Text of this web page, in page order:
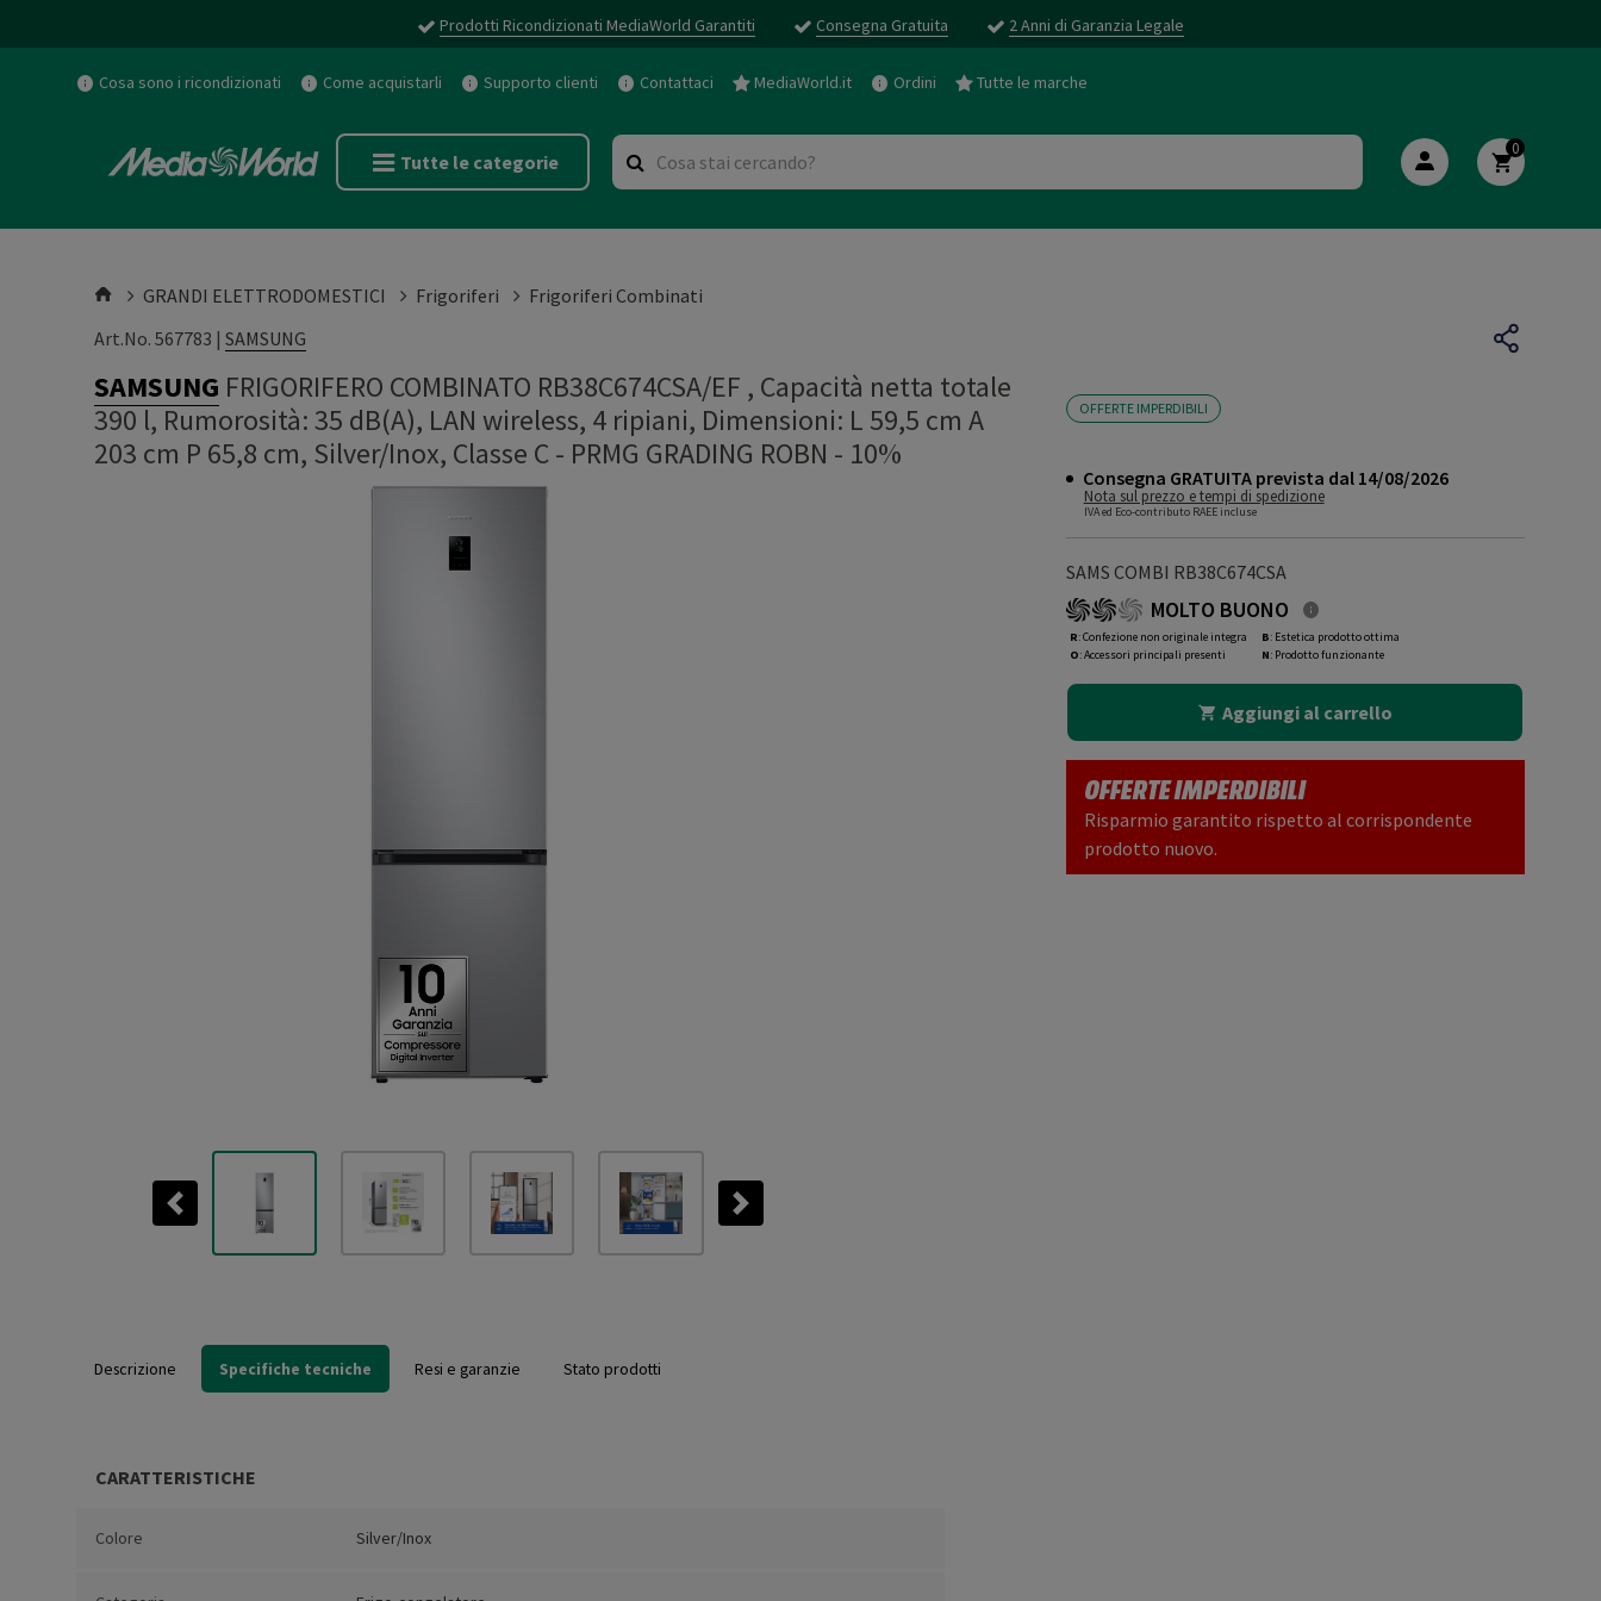
Prodotti Ricondizionati MediaWorld Garantiti Consegna Gratuita 2 Anni di Garanzia Legale
Cosa sono i ricondizionati Come acquistarli Supporto clienti Contattaci MediaWorld.it Ordini Tutte le marche
Tutte le categorie
0
GRANDI ELETTRODOMESTICI Frigoriferi
Frigoriferi Combinati
Art.No. 567783 | SAMSUNG
SAMSUNG FRIGORIFERO COMBINATO RB38C674CSA/EF , Capacità netta totale
390 l, Rumorosità: 35 dB(A), LAN wireless, 4 ripiani, Dimensioni: L 59,5 cm A
203 cm P 65,8 cm, Silver/Inox, Classe C- PRMG GRADING ROBN - 10%
Previous Next
OFFERTE IMPERDIBILI
Consegna GRATUITA prevista dal 14/08/2026
Nota sul prezzo e tempi di spedizione
IVA ed Eco-contributo RAEE incluse
SAMS COMBI RB38C674CSA
MOLTO BUONO
R: Confezione non originale integra
O: Accessori principali presenti
B: Estetica prodotto ottima
N: Prodotto funzionante
Aggiungi al carrello
OFFERTE IMPERDIBILI
Risparmio garantito rispetto al corrispondente
prodotto nuovo.
Descrizione Specifiche tecniche Resi e garanzie Stato prodotti
CARATTERISTICHE
Colore Silver/Inox